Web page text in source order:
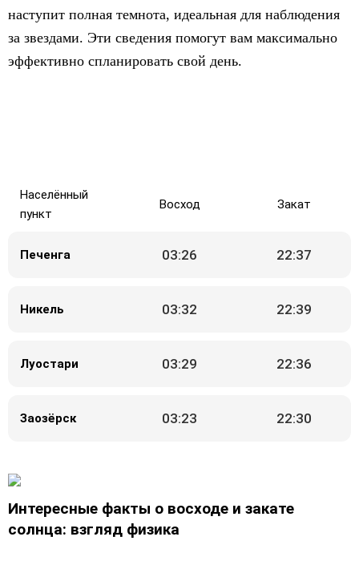
наступит полная темнота, идеальная для наблюдения
за звездами. Эти сведения помогут вам максимально
эффективно спланировать свой день.
Населённый
пункт
Восход Закат
Печенга 03:26 22:37
Никель 03:32 22:39
Луостари 03:29 22:36
Заозёрск 03:23 22:30
Интересные факты о восходе и закате
солнца: взгляд физика